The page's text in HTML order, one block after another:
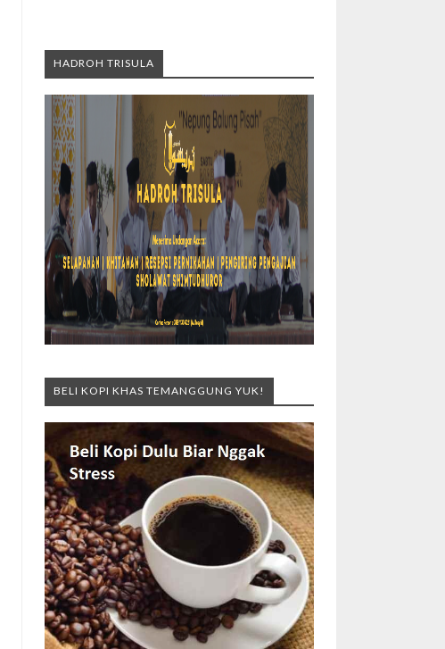
HADROH TRISULA
BELI KOPI KHAS TEMANGGUNG YUK!